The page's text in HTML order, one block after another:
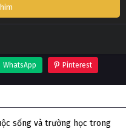
WhatsApp Pinterest
sống và trường học trong